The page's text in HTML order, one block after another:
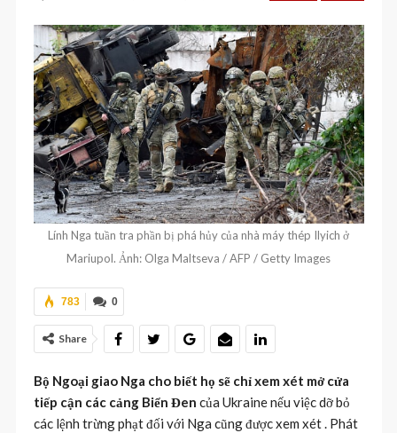
Lính Nga tuần tra phần bị phá hủy của nhà máy thép Ilyich ở
Mariupol. Ảnh: Olga Maltseva / AFP / Getty Images
0
783
Share
Bộ Ngoại giao Nga cho biết họ sẽ chỉ xem xét mở cửa
tiếp cận các cảng Biển Đen của Ukraine nếu việc dỡ bỏ
các lệnh trừng phạt đối với Nga cũng được xem xét . Phát